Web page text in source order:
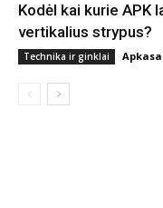
Kodėl kai kurie APK
vertikalius strypus?
Technika ir ginklai